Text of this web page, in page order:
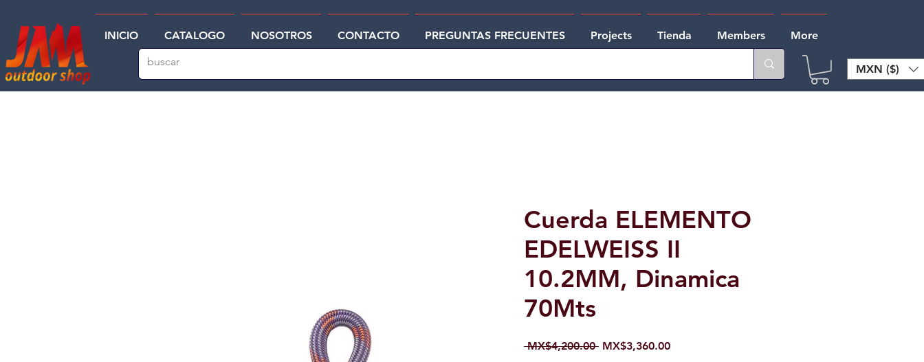
INICIO CATALOGO NOSOTROS CONTACTO PREGUNTAS FRECUENTES Projects Tienda Members More
MXN ($)
Cuerda ELEMENTO
EDELWEISS II
10.2MM, Dinamica
70Mts
MX$4,200.00 Regular
MX$3,360.00Sale